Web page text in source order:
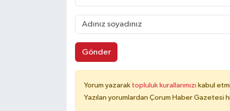
Gönder
Yorum yazarak topluluk kurallarımızı kabul
Yazılan yorumlardan Çorum Haber Gazetesi